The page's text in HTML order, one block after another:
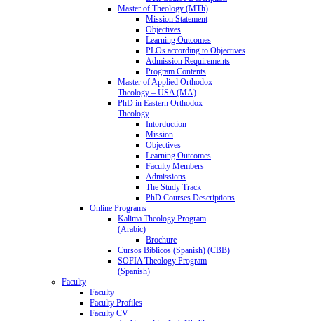
Master of Theology (MTh)
Mission Statement
Objectives
Learning Outcomes
PLOs according to Objectives
Admission Requirements
Program Contents
Master of Applied Orthodox
Theology – USA (MA)
PhD in Eastern Orthodox
Theology
Intorduction
Mission
Objectives
Learning Outcomes
Faculty Members
Admissions
The Study Track
PhD Courses Descriptions
Online Programs
Kalima Theology Program
(Arabic)
Brochure
Cursos Biblicos (Spanish) (CBB)
SOFIA Theology Program
(Spanish)
Faculty
Faculty
Faculty Profiles
Faculty CV